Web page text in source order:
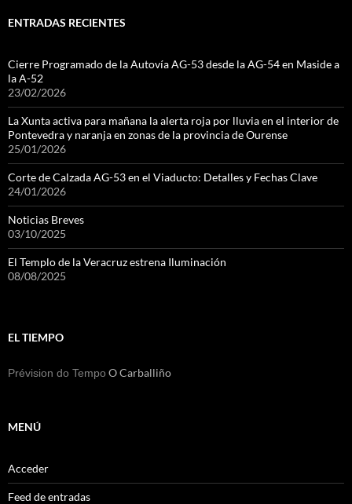
ENTRADAS RECIENTES
Cierre Programado de la Autovía AG-53 desde la AG-54 en Maside a
la A-52
23/02/2026
La Xunta activa para mañana la alerta roja por lluvia en el interior de
Pontevedra y naranja en zonas de la provincia de Ourense
25/01/2026
Corte de Calzada AG-53 en el Viaducto: Detalles y Fechas Clave
24/01/2026
Noticias Breves
03/10/2025
El Templo de la Veracruz estrena Iluminación
08/08/2025
EL TIEMPO
Prévision do Tempo O Carballiño
MENÚ
Acceder
Feed de entradas